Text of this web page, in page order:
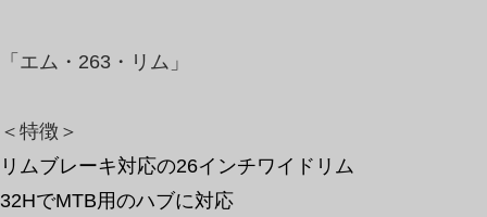
「エム・263・リム 」
＜特徴＞
リムブレーキ対応の26インチワイドリム
32HでMTB用のハブに対応